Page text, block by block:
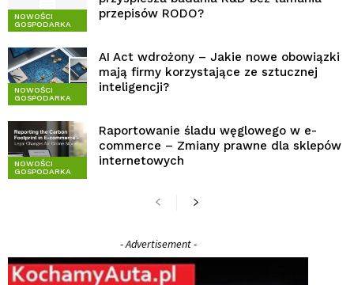
NOWOŚCI
GOSPODARKA
przepisów RODO?
NOWOŚCI
GOSPODARKA
AI Act wdrożony – Jakie nowe obowiązki
mają firmy korzystające ze sztucznej
inteligencji?
NOWOŚCI
GOSPODARKA
Raportowanie śladu węglowego w e-
commerce – Zmiany prawne dla sklepów
internetowych
- Advertisement -